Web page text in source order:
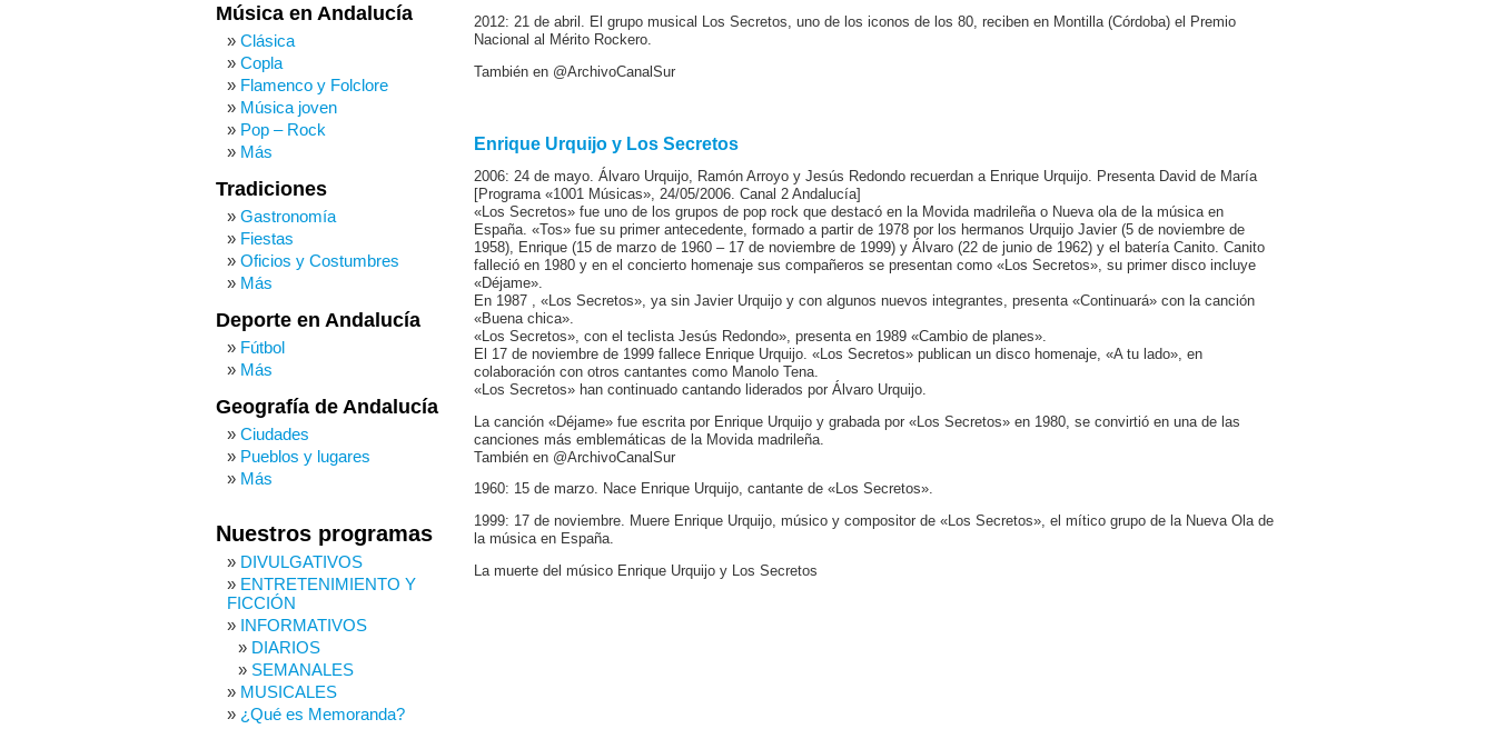
2012: 21 de abril. El grupo musical Los Secretos, uno de los iconos de los 80, reciben en Montilla (Córdoba) el Premio
Nacional al Mérito Rockero.
También en @ArchivoCanalSur
Enrique Urquijo y Los Secretos
2006: 24 de mayo. Álvaro Urquijo, Ramón Arroyo y Jesús Redondo recuerdan a Enrique Urquijo. Presenta David de María
[Programa «1001 Músicas», 24/05/2006. Canal 2 Andalucía]
«Los Secretos» fue uno de los grupos de pop rock que destacó en la Movida madrileña o Nueva ola de la música en
España. «Tos» fue su primer antecedente, formado a partir de 1978 por los hermanos Urquijo Javier (5 de noviembre de
1958), Enrique (15 de marzo de 1960 – 17 de noviembre de 1999) y Álvaro (22 de junio de 1962) y el batería Canito. Canito
falleció en 1980 y en el concierto homenaje sus compañeros se presentan como «Los Secretos», su primer disco incluye
«Déjame».
En 1987 , «Los Secretos», ya sin Javier Urquijo y con algunos nuevos integrantes, presenta «Continuará» con la canción
«Buena chica».
«Los Secretos», con el teclista Jesús Redondo», presenta en 1989 «Cambio de planes».
El 17 de noviembre de 1999 fallece Enrique Urquijo. «Los Secretos» publican un disco homenaje, «A tu lado», en
colaboración con otros cantantes como Manolo Tena.
«Los Secretos» han continuado cantando liderados por Álvaro Urquijo.
La canción «Déjame» fue escrita por Enrique Urquijo y grabada por «Los Secretos» en 1980, se convirtió en una de las
canciones más emblemáticas de la Movida madrileña.
También en @ArchivoCanalSur
1960: 15 de marzo. Nace Enrique Urquijo, cantante de «Los Secretos».
1999: 17 de noviembre. Muere Enrique Urquijo, músico y compositor de «Los Secretos», el mítico grupo de la Nueva Ola de
la música en España.
La muerte del músico Enrique Urquijo y Los Secretos
Música en Andalucía
Clásica
Copla
Flamenco y Folclore
Música joven
Pop – Rock
Más
Tradiciones
Gastronomía
Fiestas
Oficios y Costumbres
Más
Deporte en Andalucía
Fútbol
Más
Geografía de Andalucía
Ciudades
Pueblos y lugares
Más
Nuestros programas
DIVULGATIVOS
ENTRETENIMIENTO Y
FICCIÓN
INFORMATIVOS
DIARIOS
SEMANALES
MUSICALES
¿Qué es Memoranda?